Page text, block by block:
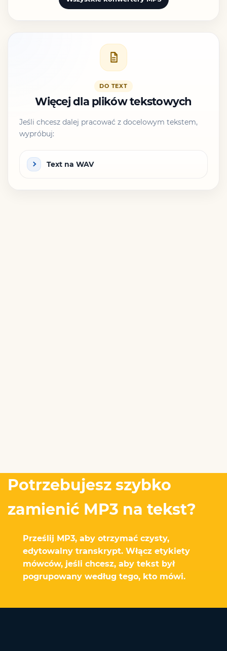
DO TEXT
Więcej dla plików tekstowych
Jeśli chcesz dalej pracować z docelowym tekstem,
wypróbuj:
Text na WAV
Potrzebujesz szybko
zamienić MP3 na tekst?
Prześlij MP3, aby otrzymać czysty,
edytowalny transkrypt. Włącz etykiety
mówców, jeśli chcesz, aby tekst był
pogrupowany według tego, kto mówi.